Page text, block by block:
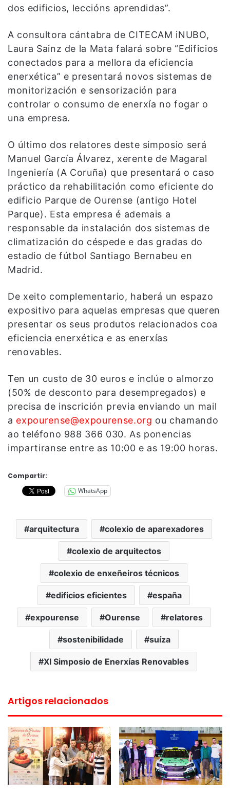
dos edificios, leccións aprendidas”.
A consultora cántabra de CITECAM iNUBO,
Laura Sainz de la Mata falará sobre “Edificios
conectados para a mellora da eficiencia
enerxética” e presentará novos sistemas de
monitorización e sensorización para
controlar o consumo de enerxía no fogar o
una empresa.
O último dos relatores deste simposio será
Manuel García Álvarez, xerente de Magaral
Ingeniería (A Coruña) que presentará o caso
práctico da rehabilitación como eficiente do
edificio Parque de Ourense (antigo Hotel
Parque). Esta empresa é ademais a
responsable da instalación dos sistemas de
climatización do céspede e das gradas do
estadio de fútbol Santiago Bernabeu en
Madrid.
De xeito complementario, haberá un espazo
expositivo para aquelas empresas que queren
presentar os seus produtos relacionados coa
eficiencia enerxética e as enerxías
renovables.
Ten un custo de 30 euros e inclúe o almorzo
(50% de desconto para desempregados) e
precisa de inscrición previa enviando un mail
a expourense@expourense.org ou chamando
ao teléfono 988 366 030. As ponencias
impartiranse entre as 10:00 e as 19:00 horas.
Compartir:
WhatsApp
arquitectura colexio de aparexadores
colexio de arquitectos
colexio de enxeñeiros técnicos
edificios eficientes españa
expourense Ourense relatores
sostenibilidade suíza
XI Simposio de Enerxías Renovables
Artigos relacionados